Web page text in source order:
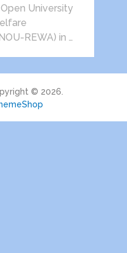
University
REWA) in …
© 2026.